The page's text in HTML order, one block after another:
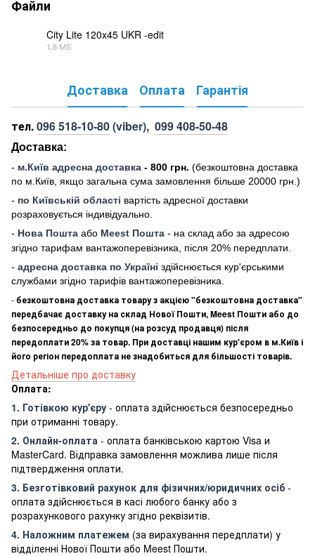
Файли
City Lite 120x45 UKR -edit
1.8 МБ
Доставка Оплата Гарантія
тел.096 518-10-80(viber), 099 408-50-48
Доставка:
- м.Київ адресна доставка - 800 грн. (безкоштовна доставка
по м.Київ, якщо загальна сума замовлення більше 20000 грн .)
- по Київській області вартість адресної доставки
розраховується індивідуально.
- Нова Пошта або Meest Пошта - на склад або за адресою
згідно тарифам вантажоперевізника, після 20% передплати.
- адресна доставка по Україні здійснюється кур'єрськими
службами згідно тарифів вантажоперевізника.
- безкоштовна доставка товару з акцією "безкоштовна доставка"
передбачає доставку на склад Нової Пошти, Meest Пошти або до
безпосередньо до покупця (на розсуд продавця) після
передоплати 20% за товар. При доставці нашим кур'єром в м.Київ і
його регіон передоплата не знадобиться для більшості товарів.
Детальніше про доставку
Оплата:
1. Готівкою кур'єру - оплата здійснюється безпосередньо
при отриманні товару.
2. Онлайн-оплата - оплата банківською картою Visa и
MasterCard. Відправка замовлення можлива лише після
підтвердження оплати.
3. Безготівковий рахунок для фізичних/юридичних осіб -
оплата здійснюється в касі любого банку або з
розрахункового рахунку згідно реквізитів.
4. Наложним платежем (за вирахування передплати) у
відділенні Нової Пошти або Meest Пошти.